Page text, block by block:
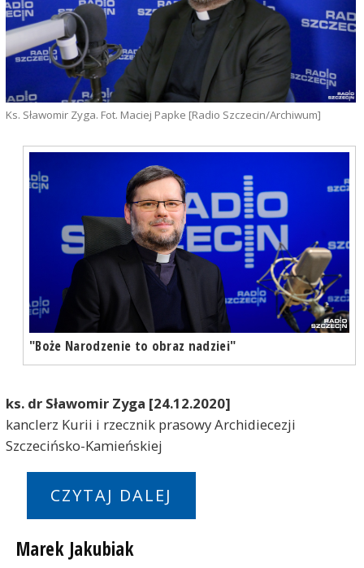
Ks. Sławomir Zyga. Fot. Maciej Papke [Radio Szczecin/Archiwum]
"Boże Narodzenie to obraz nadziei"
ks. dr Sławomir Zyga [24.12.2020]
kanclerz Kurii i rzecznik prasowy Archidiecezji
Szczecińsko-Kamieńskiej
CZYTAJ DALEJ
Marek Jakubiak